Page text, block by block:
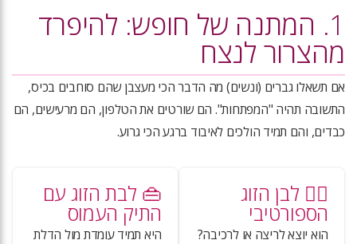
1. המתנה של חופש: להיפרד
מהצרור לנצח
אם תשאלו גברים (ונשים) מה הדבר הכי מעצבן שהם סוחבים בכיס,
התשובה תהיה "המפתחות". הם שורטים את הטלפון, הם מרעישים, הם
כבדים, והם תמיד הולכים לאיבוד ברגע הכי גרוע.
🏃‍♂️ לבן הזוג
הספורטיבי
הוא יוצא לריצה או לרכיבה?
👜 לבת הזוג עם
התיק העמוס
היא תמיד עומדת מול הדלת